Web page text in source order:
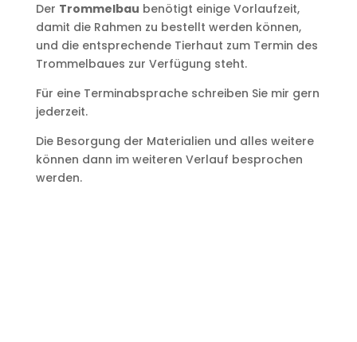
Der Trommelbau benötigt einige Vorlaufzeit,
damit die Rahmen zu bestellt werden können,
und die entsprechende Tierhaut zum Termin des
Trommelbaues zur Verfügung steht.
Für eine Terminabsprache schreiben Sie mir gern
jederzeit.
Die Besorgung der Materialien und alles weitere
können dann im weiteren Verlauf besprochen
werden.